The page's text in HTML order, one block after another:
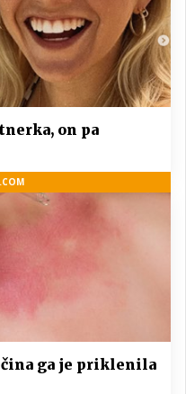
on pa
ga je priklenila